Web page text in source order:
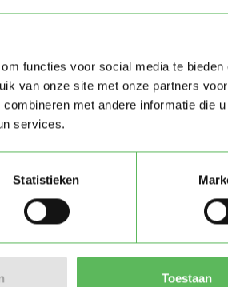
functies voor social media te bieden
van onze site met onze partners
met andere informatie die
services.
Statistieken
Toestaan
Laatste
Lid sinds
bericht